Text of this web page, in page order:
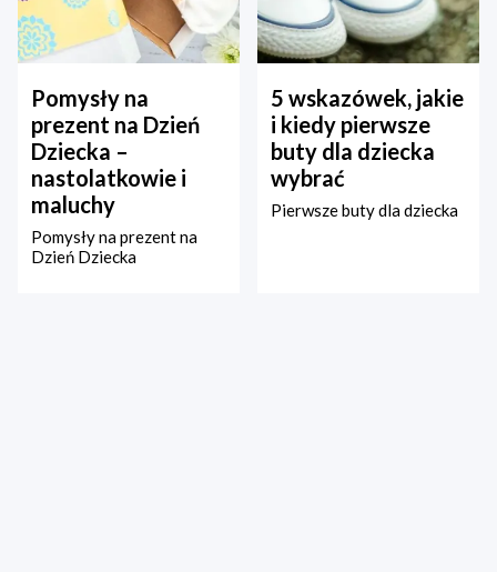
Pomysły na
prezent na Dzień
Dziecka –
nastolatkowie i
maluchy
Pomysły na prezent na
Dzień Dziecka
5 wskazówek, jakie
i kiedy pierwsze
buty dla dziecka
wybrać
Pierwsze buty dla dziecka